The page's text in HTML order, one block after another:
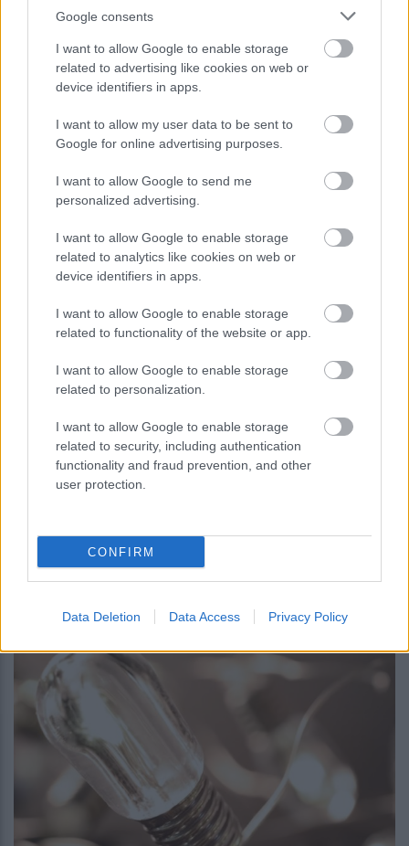
Google consents
I want to allow Google to enable storage
related to advertising like cookies on web or
device identifiers in apps.
I want to allow my user data to be sent to
Google for online advertising purposes.
I want to allow Google to send me
personalized advertising.
I want to allow Google to enable storage
related to analytics like cookies on web or
device identifiers in apps.
I want to allow Google to enable storage
related to functionality of the website or app.
I want to allow Google to enable storage
related to personalization.
I want to allow Google to enable storage
related to security, including authentication
functionality and fraud prevention, and other
user protection.
CONFIRM
Data Deletion Data Access Privacy Policy
Κρίσιμο κενό ασφαλείας σε Cursor,
VS Code και Google Antigravity
εξέθεσε 50 εκατ. προγραμματιστές
του npm: Παραβιάστηκε το δημοφιλές
πακέτο Keyv με 127 εκατ.
εβδομαδιαίες λήψεις
περισσότερα
|| My money